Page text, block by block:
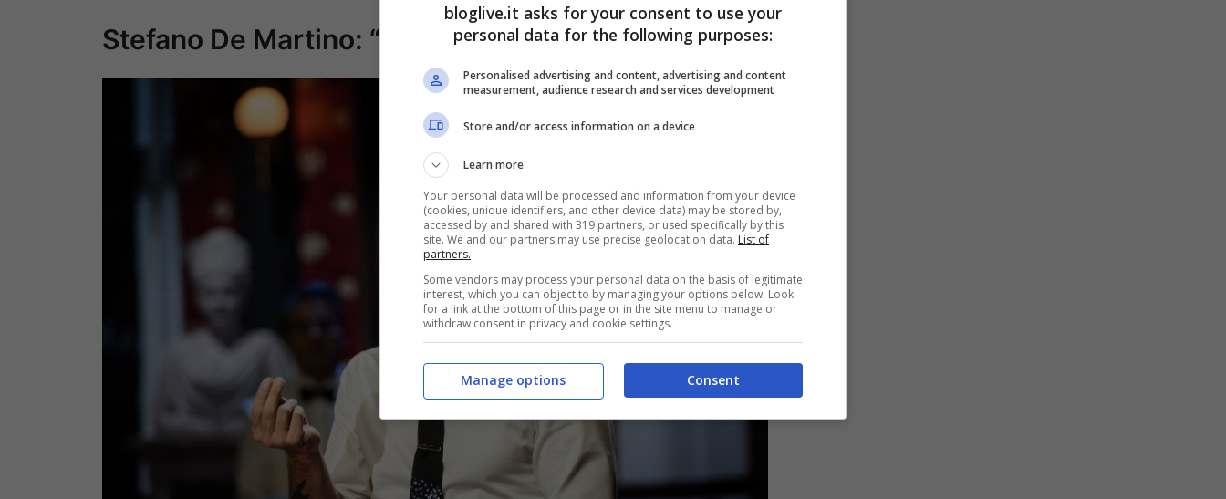
Stefano De Martino: “Non mi tiro indietro”
bloglive.it asks for your consent to use your
personal data for the following purposes:
Personalised advertising and content, advertising and content
measurement, audience research and services development
Store and/or access information on a device
Learn more
Your personal data will be processed and information from your device
(cookies, unique identifiers, and other device data) may be stored by,
accessed by and shared with 319 partners, or used specifically by this
site. We and our partners may use precise geolocation data. List of
partners.
Some vendors may process your personal data on the basis of legitimate
interest, which you can object to by managing your options below. Look
for a link at the bottom of this page or in the site menu to manage or
withdraw consent in privacy and cookie settings.
Consent
Manage options